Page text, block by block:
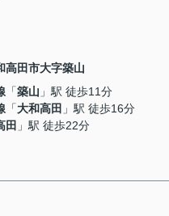
高田市大字築山
「築山 」駅 徒歩11分
「大和高田 」駅 徒歩16分
田 」駅 徒歩22分